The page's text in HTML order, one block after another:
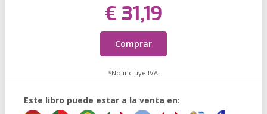
€ 31,19
Comprar
*No incluye IVA.
Este libro puede estar a la venta en: